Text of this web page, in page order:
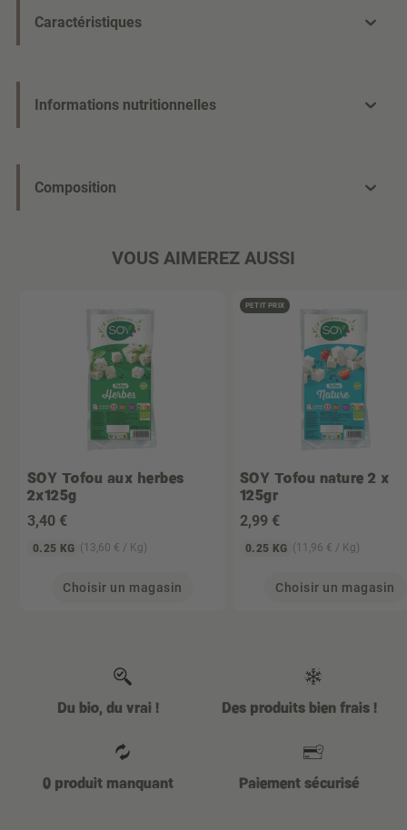
Caractéristiques
Informations nutritionnelles
Composition
VOUS AIMEREZ AUSSI
SOY Tofou aux herbes
2x125g
3,40 €
0.25 KG (13,60 € / Kg)
Choisir un magasin
PETIT PRIX
SOY Tofou nature 2 x
125gr
2,99 €
0.25 KG (11,96 € / Kg)
Choisir un magasin
Du bio, du vrai ! Des produits bien frais !
0 produit manquant Paiement sécurisé